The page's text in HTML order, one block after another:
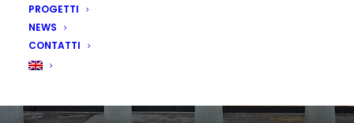
PROGETTI
NEWS
CONTATTI
LuckyVille, Thiene –